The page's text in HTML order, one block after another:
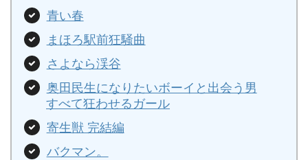
青い春
まほろ駅前狂騒曲
さよなら渓谷
奥田民生になりたいボーイと出会う男
すべて狂わせるガール
寄生獣 完結編
バクマン。